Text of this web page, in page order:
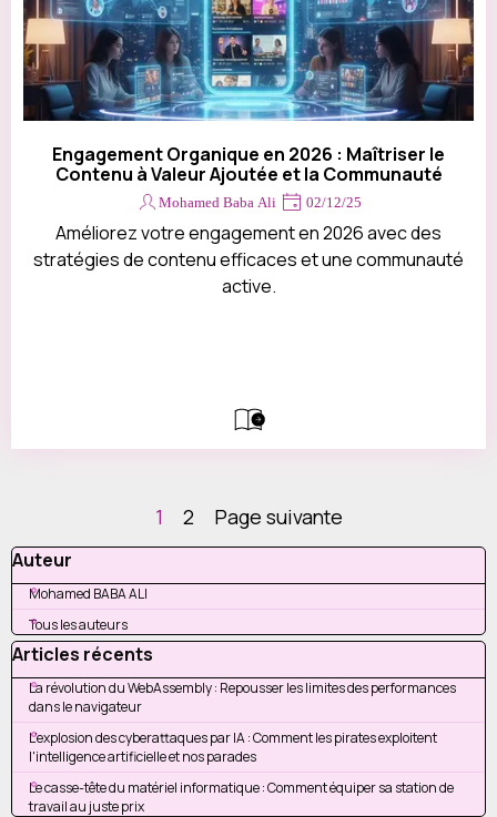
Engagement Organique en 2026 : Maîtriser le
Contenu à Valeur Ajoutée et la Communauté
Mohamed Baba Ali 02/12/25
Améliorez votre engagement en 2026 avec des
stratégies de contenu efficaces et une communauté
active.
Page actuelle :
1 Aller à la page :
2
Page suivante
Sauter le bloc Auteur
Auteur
Mohamed BABA ALI
Tous les auteurs
Sauter le bloc Articles récents
Articles récents
La révolution du WebAssembly : Repousser les limites des performances
dans le navigateur
L'explosion des cyberattaques par IA : Comment les pirates exploitent
l'intelligence artificielle et nos parades
Le casse-tête du matériel informatique : Comment équiper sa station de
travail au juste prix